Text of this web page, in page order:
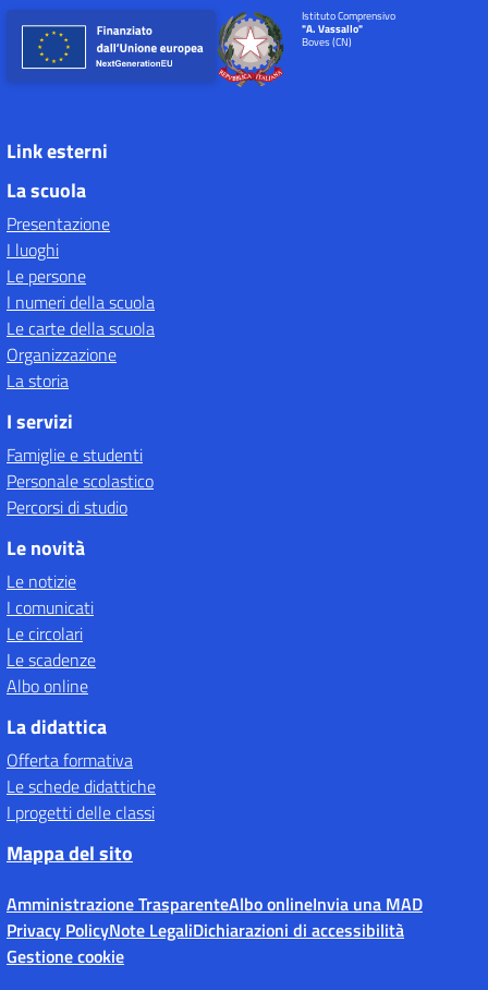
Istituto Comprensivo
"A. Vassallo"
Boves (CN)
Link esterni
La scuola
Presentazione
I luoghi
Le persone
I numeri della scuola
Le carte della scuola
Organizzazione
La storia
I servizi
Famiglie e studenti
Personale scolastico
Percorsi di studio
Le novità
Le notizie
I comunicati
Le circolari
Le scadenze
Albo online
La didattica
Offerta formativa
Le schede didattiche
I progetti delle classi
Mappa del sito
Amministrazione TrasparenteAlbo onlineInvia una MAD
Privacy PolicyNote LegaliDichiarazioni di accessibilità
Gestione cookie